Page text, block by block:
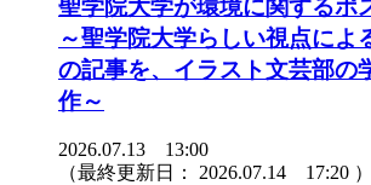
聖学院大学が環境に関する
～聖学院大学らしい視点によ
の記事を、イラスト文芸部の
作～
2026.07.13 13:00
（最終更新日： 2026.07.14 17:20 ）